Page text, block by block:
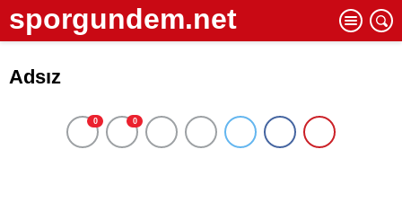
sporgundem.net
Adsız
0 0